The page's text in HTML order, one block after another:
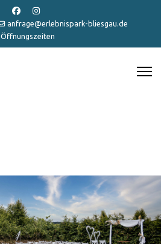
anfrage@erlebnispark-bliesgau.de
Öffnungszeiten